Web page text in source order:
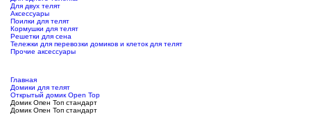
Для двух телят
Аксессуары
Поилки для телят
Кормушки для телят
Решетки для сена
Тележки для перевозки домиков и клеток для телят
Прочие аксессуары
Главная
Домики для телят
Открытый домик Open Top
Домик Опен Топ стандарт
Домик Опен Топ стандарт